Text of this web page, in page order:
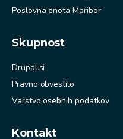
Poslovna enota Maribor
Skupnost
Drupal.si
Pravno obvestilo
Varstvo osebnih podatkov
Kontakt